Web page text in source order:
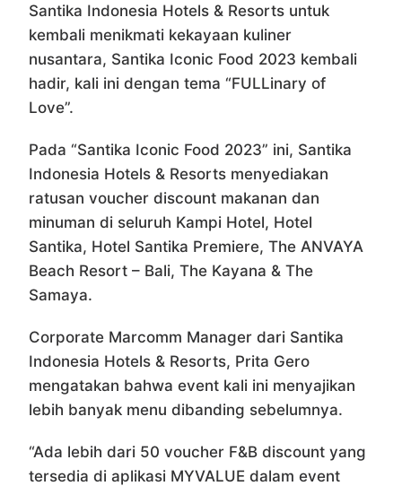
Santika Indonesia Hotels & Resorts untuk
kembali menikmati kekayaan kuliner
nusantara, Santika Iconic Food 2023 kembali
hadir, kali ini dengan tema “FULLinary of
Love”.
Pada “Santika Iconic Food 2023” ini, Santika
Indonesia Hotels & Resorts menyediakan
ratusan voucher discount makanan dan
minuman di seluruh Kampi Hotel, Hotel
Santika, Hotel Santika Premiere, The ANVAYA
Beach Resort – Bali, The Kayana & The
Samaya.
Corporate Marcomm Manager dari Santika
Indonesia Hotels & Resorts, Prita Gero
mengatakan bahwa event kali ini menyajikan
lebih banyak menu dibanding sebelumnya.
“Ada lebih dari 50 voucher F&B discount yang
tersedia di aplikasi MYVALUE dalam event